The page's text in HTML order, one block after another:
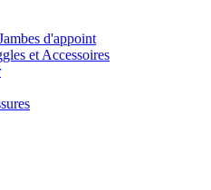
d'appoint
et Accessoires